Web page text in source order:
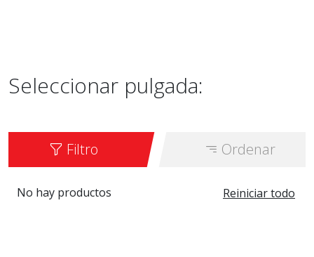
Seleccionar pulgada:
Filtro Ordenar
Reiniciar todo
No hay productos